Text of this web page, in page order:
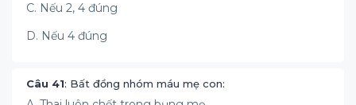
C. Nếu 2, 4 đúng
D. Nếu 4 đúng
Câu 41: Bất đồng nhóm máu mẹ con: